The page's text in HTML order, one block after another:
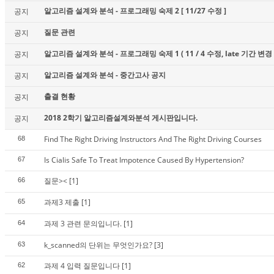
공지 알고리즘 설계와 분석 - 프로그래밍 숙제 2 [ 11/27 수정 ]
공지 질문 관련
공지 알고리즘 설계와 분석 - 프로그래밍 숙제 1 ( 11 / 4 수정, late 기간 변경
공지 알고리즘 설계와 분석 - 중간고사 공지
공지 출결 현황
공지 2018 2학기 알고리즘설계와분석 게시판입니다.
68 Find The Right Driving Instructors And The Right Driving Courses
67 Is Cialis Safe To Treat Impotence Caused By Hypertension?
66 질문>< [1]
65 과제3 제출 [1]
64 과제 3 관련 문의입니다. [1]
63 k_scanned의 단위는 무엇인가요? [3]
62 과제 4 입력 질문입니다 [1]